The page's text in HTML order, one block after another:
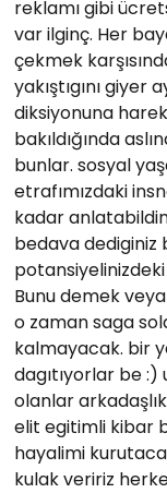
reklamı gibi
var ilginç. Her
çekmek
yakıştıgını giyer
diksiyonuna
bakıldığında
bunlar. sosyal
etrafımızdaki
kadar
bedava dediginiz
Bunu demek
o zaman saga
kalmayacak. bir
dagıtıyorlar be :)
olanlar
elit egitimli kibar
hayalimi
kulak veririz